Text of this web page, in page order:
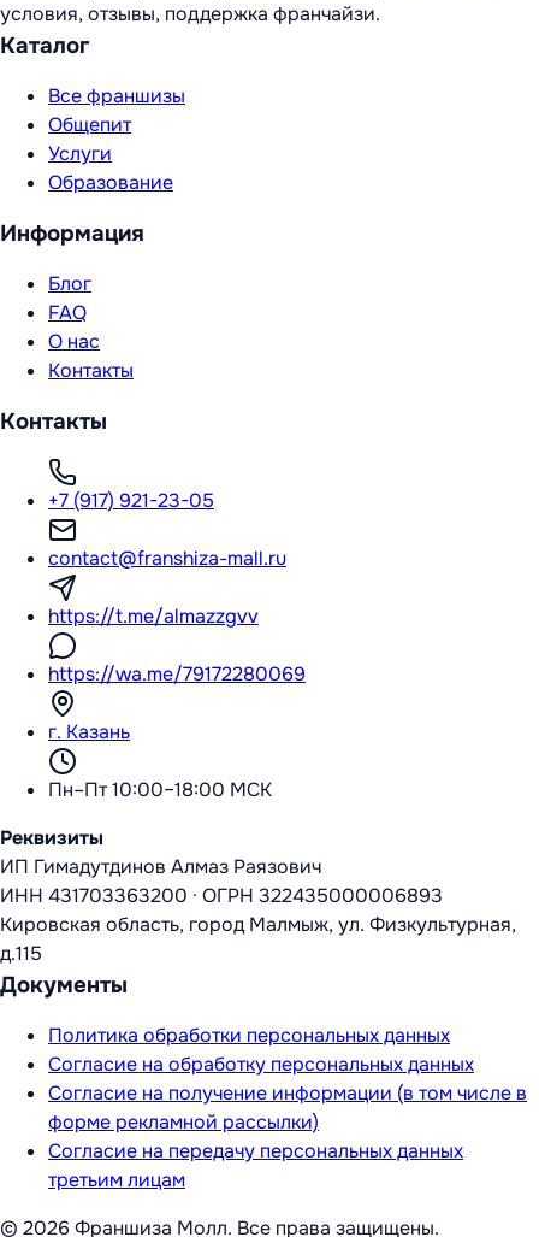
условия, отзывы, поддержка франчайзи.
Каталог
Все франшизы
Общепит
Услуги
Образование
Информация
Блог
FAQ
О нас
Контакты
Контакты
+7 (917) 921-23-05
contact@franshiza-mall.ru
https://t.me/almazzgvv
https://wa.me/79172280069
г. Казань
Пн–Пт 10:00–18:00 МСК
Реквизиты
ИП Гимадутдинов Алмаз Раязович
ИНН 431703363200 · ОГРН 322435000006893
Кировская область, город Малмыж, ул. Физкультурная,
д.115
Документы
Политика обработки персональных данных
Согласие на обработку персональных данных
Согласие на получение информации (в том числе в
форме рекламной рассылки)
Согласие на передачу персональных данных
третьим лицам
© 2026 Франшиза Молл. Все права защищены.